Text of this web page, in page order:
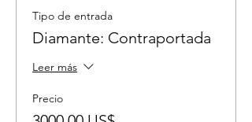
Tipo de entrada
Diamante: Contraportada
Leer más
Precio